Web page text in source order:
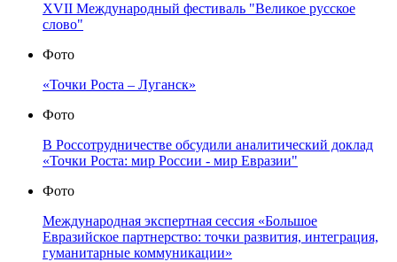
XVII Международный фестиваль "Великое русское
слово"
Фото
«Точки Роста – Луганск»
Фото
В Россотрудничестве обсудили аналитический доклад
«Точки Роста: мир России - мир Евразии"
Фото
Международная экспертная сессия «Большое
Евразийское партнерство: точки развития, интеграция,
гуманитарные коммуникации»